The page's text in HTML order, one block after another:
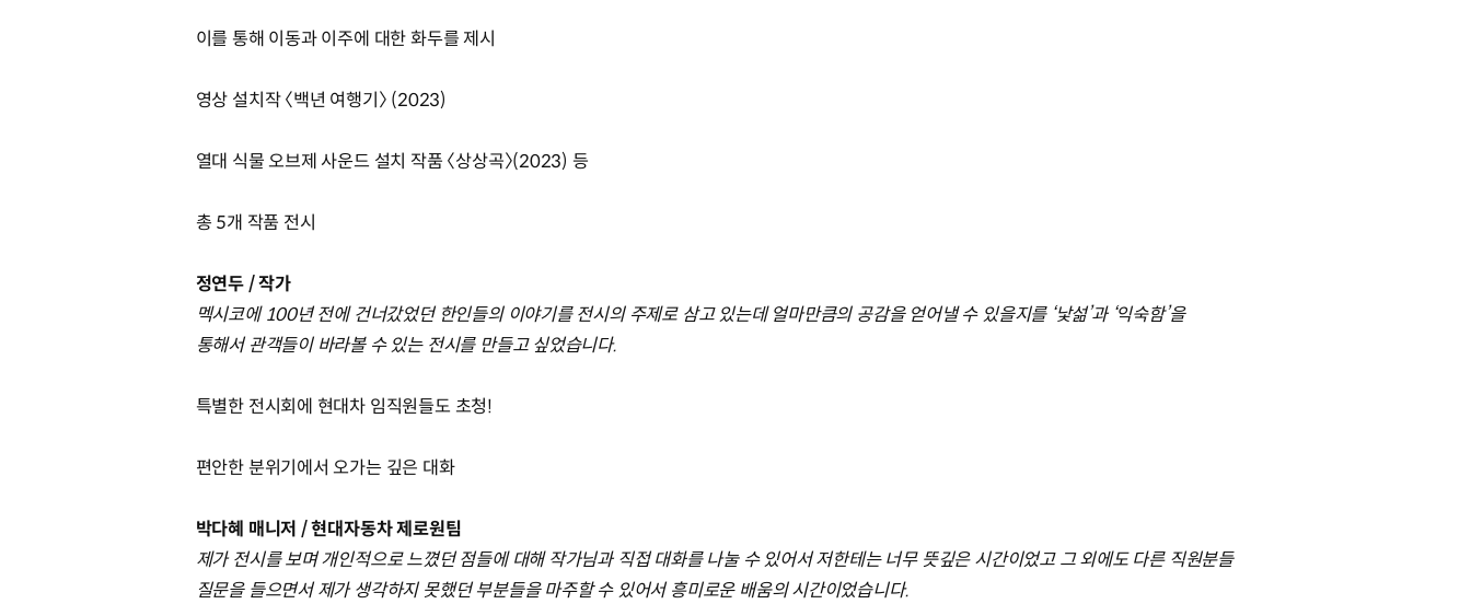
이를 통해 이동과 이주에 대한 화두를 제시
영상 설치작 〈백년 여행기〉 (2023)
열대 식물 오브제 사운드 설치 작품 〈상상곡〉(2023) 등
총 5개 작품 전시
정연두 / 작가
멕시코에 100년 전에 건너갔었던 한인들의 이야기를 전시의 주제로 삼고 있는데 얼마만큼의 공감을 얻어낼 수 있을지를 ‘낯섦’과 ‘익숙함’을
통해서 관객들이 바라볼 수 있는 전시를 만들고 싶었습니다.
특별한 전시회에 현대차 임직원들도 초청!
편안한 분위기에서 오가는 깊은 대화
박다혜 매니저 / 현대자동차 제로원팀
제가 전시를 보며 개인적으로 느꼈던 점들에 대해 작가님과 직접 대화를 나눌 수 있어서 저한테는 너무 뜻깊은 시간이었고 그 외에도 다른 직원분들
질문을 들으면서 제가 생각하지 못했던 부분들을 마주할 수 있어서 흥미로운 배움의 시간이었습니다.